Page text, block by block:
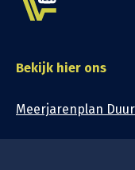
Bekijk hier ons
Meerjarenplan